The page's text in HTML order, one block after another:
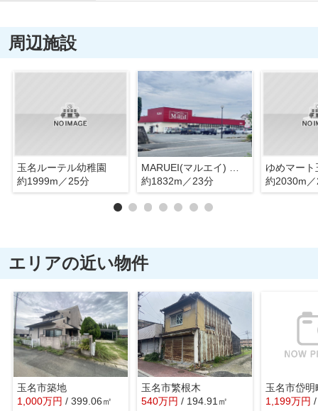
周辺施設
玉名ルーテル幼稚園
約1999m／25分
約1832m／23分
ゆめマート
約2030m
エリアの近い物件
玉名市築地
1,000万円 / 399.06㎡
玉名市繁根木
540万円 / 194.91㎡
玉名市岱明
1,199万円